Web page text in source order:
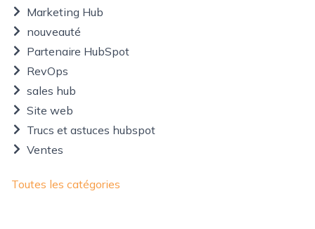
Marketing Hub
nouveauté
Partenaire HubSpot
RevOps
sales hub
Site web
Trucs et astuces hubspot
Ventes
Toutes les catégories